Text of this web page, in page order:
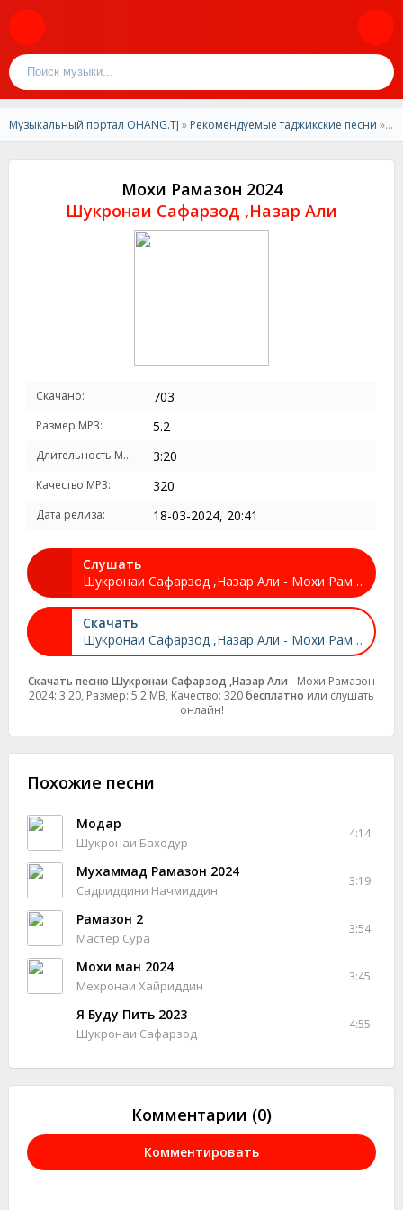
Музыкальный портал OHANG.TJ » Рекомендуемые таджикские песни » Шукронаи Сафарзод ,Назар Али -Мохи Рамазон 2024
Мохи Рамазон 2024
Шукронаи Сафарзод ,Назар Али
Скачано: 703
Размер MP3: 5.2
Длительность MP3: 3:20
Качество MP3: 320
Дата релиза: 18-03-2024, 20:41
Слушать
Шукронаи Сафарзод ,Назар Али - Мохи Рамазон 2024
Скачать
Шукронаи Сафарзод ,Назар Али - Мохи Рамазон 2024
Скачать песню Шукронаи Сафарзод ,Назар Али - Мохи Рамазон
2024: 3:20, Размер: 5.2 MB, Качество: 320бесплатно или слушать
онлайн!
Похожие песни
Модар
Шукронаи Баходур
4:14
Мухаммад Рамазон 2024
Садриддини Начмиддин
3:19
Рамазон 2
Мастер Сура
3:54
Мохи ман 2024
Мехронаи Хайриддин
3:45
Я Буду Пить 2023
Шукронаи Сафарзод
4:55
Комментарии (0)
Комментировать